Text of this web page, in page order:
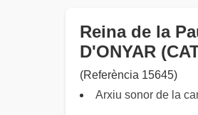
Reina de la
D'ONYAR
(Referència 15645)
Arxiu sonor de la